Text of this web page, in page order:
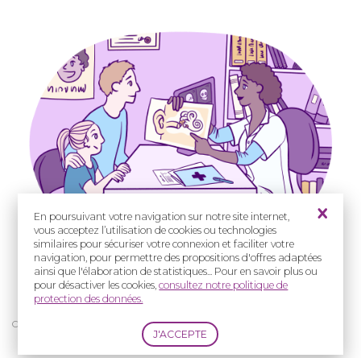
En poursuivant votre navigation sur notre site internet,
vous acceptez l’utilisation de cookies ou technologies
similaires pour sécuriser votre connexion et faciliter votre
navigation, pour permettre des propositions d'offres adaptées
ainsi que l'élaboration de statistiques... Pour en savoir plus ou
pour désactiver les cookies,consultez notre politique de
protection des données.
Crédit : Cassandra Vion